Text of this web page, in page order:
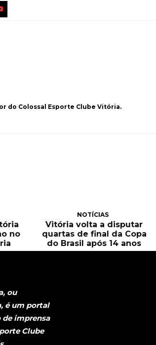
do Colossal Esporte Clube Vitória.
no
NOTÍCIAS
Vitória volta a disputar
quartas de final da Copa
do Brasil após 14 anos
ou
é um portal
imprensa
Clube